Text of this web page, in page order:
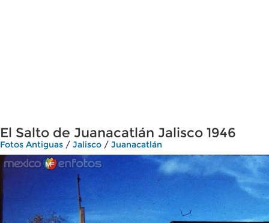
El Salto de Juanacatlán Jalisco 1946
Fotos Antiguas / Jalisco / Juanacatlán